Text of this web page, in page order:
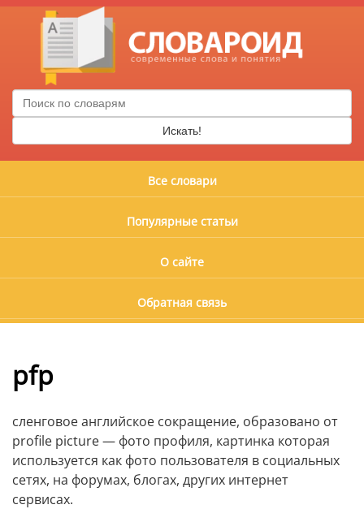
Искать!
Все словари
Популярные статьи
О сайте
Обратная связь
pfp
сленговое английское сокращение, образовано от
profile picture — фото профиля, картинка которая
используется как фото пользователя в социальных
сетях, на форумах, блогах, других интернет
сервисах.